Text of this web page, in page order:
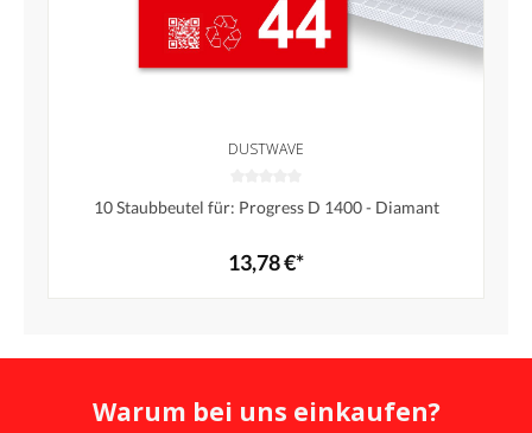
DUSTWAVE
10 Staubbeutel für: Progress D 1400 - Diamant
13,78 €*
Warum bei uns einkaufen?